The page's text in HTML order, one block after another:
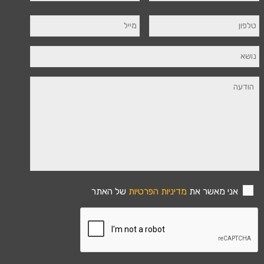
אני מאשר את מדיניות הפרטיות של האתר